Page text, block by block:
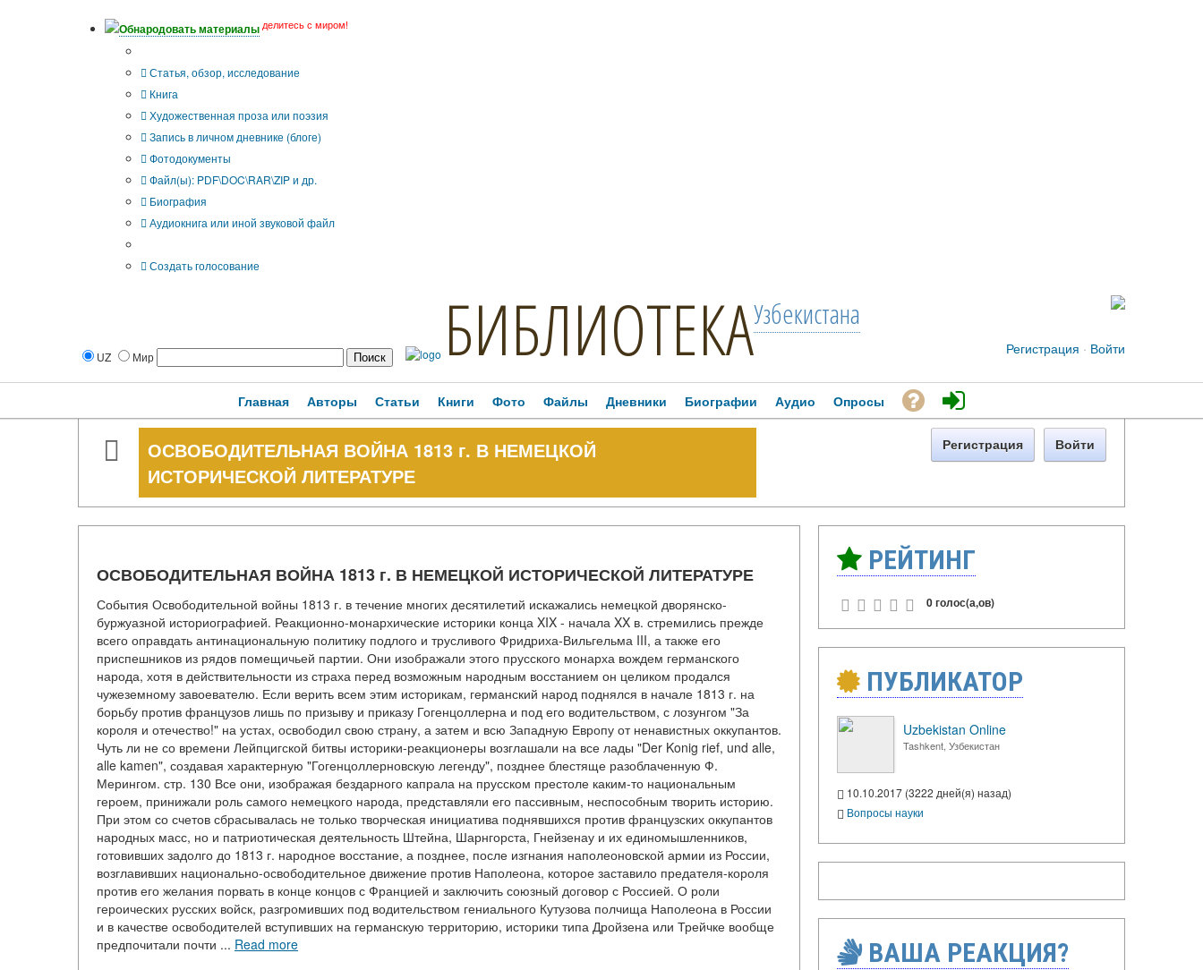
Обнародовать материалы делитесь с миром!
Статья, обзор, исследование
Книга
Художественная проза или поэзия
Запись в личном дневнике (блоге)
Фотодокументы
Файл(ы): PDF\DOC\RAR\ZIP и др.
Биография
Аудиокнига или иной звуковой файл
Создать голосование
UZ Мир БИБЛИОТЕКАУзбекистана
Регистрация · Войти
Главная Авторы Статьи Книги Фото Файлы Дневники Биографии Аудио Опросы
ОСВОБОДИТЕЛЬНАЯ ВОЙНА 1813 г. В НЕМЕЦКОЙ
ИСТОРИЧЕСКОЙ ЛИТЕРАТУРЕ
Регистрация Войти
ОСВОБОДИТЕЛЬНАЯ ВОЙНА 1813 г. В НЕМЕЦКОЙ ИСТОРИЧЕСКОЙ ЛИТЕРАТУРЕ
События Освободительной войны 1813 г. в течение многих десятилетий искажались немецкой дворянско-
буржуазной историографией. Реакционно-монархические историки конца XIX - начала XX в. стремились прежде
всего оправдать антинациональную политику подлого и трусливого Фридриха-Вильгельма III, а также его
приспешников из рядов помещичьей партии. Они изображали этого прусского монарха вождем германского
народа, хотя в действительности из страха перед возможным народным восстанием он целиком продался
чужеземному завоевателю. Если верить всем этим историкам, германский народ поднялся в начале 1813 г. на
борьбу против французов лишь по призыву и приказу Гогенцоллерна и под его водительством, с лозунгом "За
короля и отечество!" на устах, освободил свою страну, а затем и всю Западную Европу от ненавистных оккупантов.
Чуть ли не со времени Лейпцигской битвы историки-реакционеры возглашали на все лады "Der Konig rief, und alle,
alle kamen", создавая характерную "Гогенцоллерновскую легенду", позднее блестяще разоблаченную Ф.
Мерингом. стр. 130 Все они, изображая бездарного капрала на прусском престоле каким-то национальным
героем, принижали роль самого немецкого народа, представляли его пассивным, неспособным творить историю.
При этом со счетов сбрасывалась не только творческая инициатива поднявшихся против французских оккупантов
народных масс, но и патриотическая деятельность Штейна, Шарнгорста, Гнейзенау и их единомышленников,
готовивших задолго до 1813 г. народное восстание, а позднее, после изгнания наполеоновской армии из России,
возглавивших национально-освободительное движение против Наполеона, которое заставило предателя-короля
против его желания порвать в конце концов с Францией и заключить союзный договор с Россией. О роли
героических русских войск, разгромивших под водительством гениального Кутузова полчища Наполеона в России
и в качестве освободителей вступивших на германскую территорию, историки типа Дройзена или Трейчке вообще
предпочитали почти ... Read more
РЕЙТИНГ
0 голос(а,ов)
ПУБЛИКАТОР
Uzbekistan Online
Tashkent, Узбекистан
10.10.2017 (3222 дней(я) назад)
Вопросы науки
ВАША РЕАКЦИЯ?